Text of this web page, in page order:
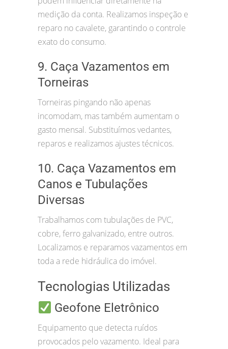
medição da conta. Realizamos inspeção e
reparo no cavalete, garantindo o controle
exato do consumo.
9. Caça Vazamentos em
Torneiras
Torneiras pingando não apenas
incomodam, mas também aumentam o
gasto mensal. Substituímos vedantes,
reparos e realizamos ajustes técnicos.
10. Caça Vazamentos em
Canos e Tubulações
Diversas
Trabalhamos com tubulações de PVC,
cobre, ferro galvanizado, entre outros.
Localizamos e reparamos vazamentos em
toda a rede hidráulica do imóvel.
Tecnologias Utilizadas
Geofone Eletrônico
Equipamento que detecta ruídos
provocados pelo vazamento. Ideal para